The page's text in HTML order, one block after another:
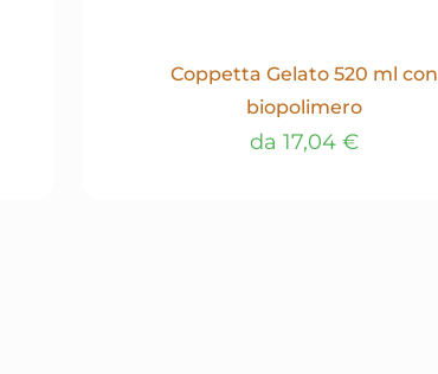
Coppetta Gelato 520 ml con
biopolimero
da 17,04 €